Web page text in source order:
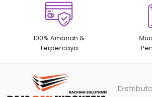
100% Amanah &
Terpercaya